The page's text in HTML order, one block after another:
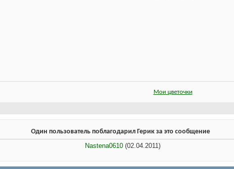
Мои цветочки
Один пользователь поблагодарил Герик за это сообщение
Nastena0610 (02.04.2011)